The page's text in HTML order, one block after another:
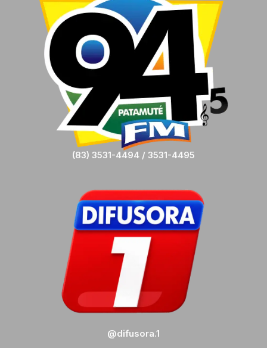
(83) 3531-4494 / 3531-4495
@difusora.1